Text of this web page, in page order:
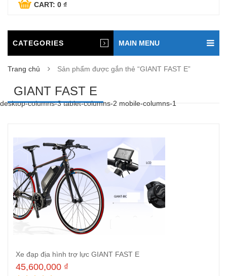
CART: 0 ₫
CATEGORIES MAIN MENU
Trang chủ Sản phẩm được gắn thẻ “GIANT FAST E”
GIANT FAST E
desktop-columns-3 tablet-columns-2 mobile-columns-1
Xe đạp địa hình trợ lực GIANT FAST E
45,600,000 ₫